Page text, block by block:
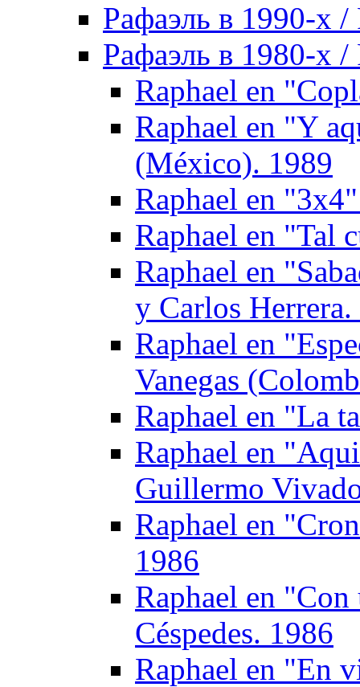
Рафаэль в 1990-х /
Рафаэль в 1980-х /
Raphael en
Raphael en "Y
(México). 1989
Raphael en
Raphael en "Tal
Raphael en
y Carlos
Raphael en
Vanegas
Raphael en "La
Raphael en
Guillermo
Raphael en
1986
Raphael en
Céspedes. 1986
Raphael en "En